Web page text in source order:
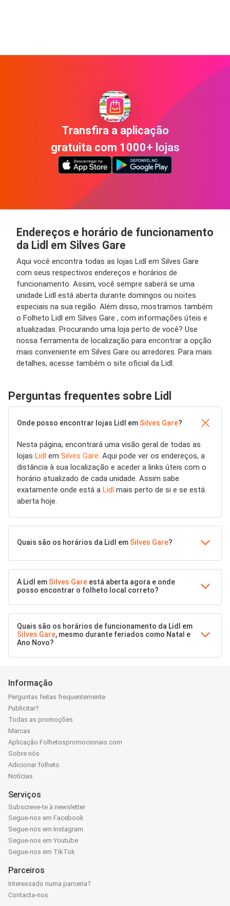
Transfira a aplicação
gratuita com 1000+ lojas
Endereços e horário de funcionamento
da Lidl em Silves Gare
Aqui você encontra todas as lojas Lidl em Silves Gare
com seus respectivos endereços e horários de
funcionamento. Assim, você sempre saberá se uma
unidade Lidl está aberta durante domingos ou noites
especiais na sua região. Além disso, mostramos também
o Folheto Lidl em Silves Gare , com informações úteis e
atualizadas. Procurando uma loja perto de você? Use
nossa ferramenta de localização para encontrar a opção
mais conveniente em Silves Gare ou arredores. Para mais
detalhes, acesse também o site oficial da Lidl.
Perguntas frequentes sobre Lidl
Onde posso encontrar lojas Lidl em Silves Gare?
Nesta página, encontrará uma visão geral de todas as
lojas Lidl em Silves Gare. Aqui pode ver os endereços, a
distância à sua localização e aceder a links úteis com o
horário atualizado de cada unidade. Assim sabe
exatamente onde está a Lidl mais perto de si e se está
aberta hoje.
Quais são os horários da Lidl em Silves Gare?
A Lidl em Silves Gare está aberta agora e onde
posso encontrar o folheto local correto?
Quais são os horários de funcionamento da Lidl em
Silves Gare, mesmo durante feriados como Natal e
Ano Novo?
Informação
Perguntas feitas frequentemente
Publicitar?
Todas as promoções
Marcas
Aplicação Folhetospromocionais.com
Sobre nós
Adicionar folheto
Notícias
Serviços
Subscreve-te à newsletter
Segue-nos em Facebook
Segue-nos em Instagram
Segue-nos em Youtube
Segue-nos em TikTok
Parceiros
Interessado numa parceria?
Contacta-nos